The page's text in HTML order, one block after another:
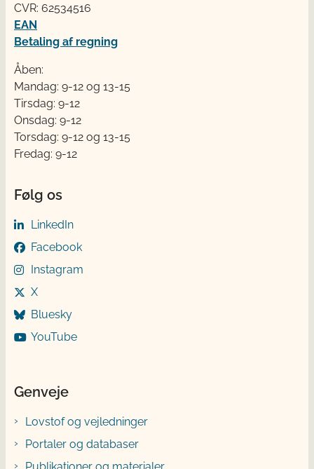
CVR: 62534516
EAN
Betaling af regning
Åben:
Mandag: 9-12 og 13-15
Tirsdag: 9-12
Onsdag: 9-12
Torsdag: 9-12 og 13-15
Fredag: 9-12
Følg os
LinkedIn
Facebook
Instagram
X
Bluesky
YouTube
Genveje
Lovstof og vejledninger
Portaler og databaser